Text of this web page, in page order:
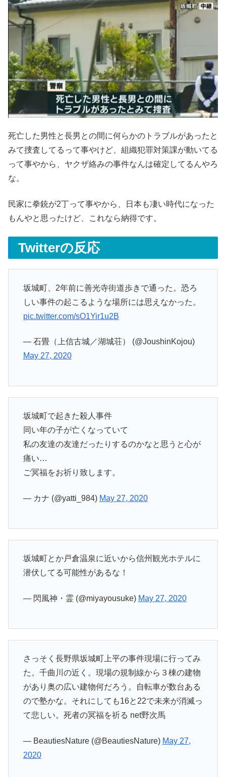
死亡した男性と長男との間に何らかのトラブルがあったと
みて捜査してるって事やけど、組織犯罪対策課が動いてる
って事やから、ヤクザ絡みの事件なんは確定してるんやろ
な。
民家に拳銃が2丁って事やから、日本も凄い時代になった
もんやと思ったけど、これなら納得です。
Twitterの反応
坂城町、2年前に善光寺街道歩きで通った。恐ろ
しい事件の起こるような場所には思えなかった。
pic.twitter.com/sO1Yir1u2B
— 石畳（上信古城／湖城荘） (@JoushinKojou)
May 27, 2020
坂城町で起きた殺人事件
同い年の子が亡くなっていて
私の友達の友達だったりするのかなと思うと心が
痛い…
ご冥福をお祈り致します。
— カナ (@yatti_984) May 27, 2020
坂城町とか戸倉温泉に近いから信州観光ホテルに
潜伏してる可能性があるな！
— 閃風神・霊 (@miyayousuke) May 27, 2020
さっそく長野県坂城町上平の事件現場に行ってみ
た。千曲川の近く。現場の規制線から３棟の建物
があり奥の広い建物何だろう。自転車が数台ある
ので塾かな。それにしても16と22で未来が消滅っ
て悲しい。死者の冥福を祈る net野次馬
— BeautiesNature (@BeautiesNature) May 27,
2020